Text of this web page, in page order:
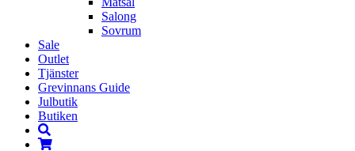
Salong
Sovrum
Sale
Outlet
Tjänster
Grevinnans Guide
Julbutik
Butiken